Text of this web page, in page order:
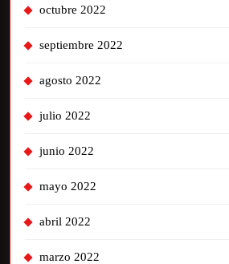
octubre 2022
septiembre 2022
agosto 2022
julio 2022
junio 2022
mayo 2022
abril 2022
marzo 2022